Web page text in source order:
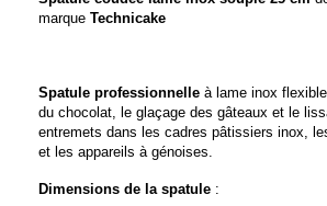
marque Technicake
Spatule professionnelle à lame inox
du chocolat, le glaçage des gâteaux et le
entremets dans les cadres pâtissiers inox,
et les appareils à génoises.
Dimensions de la spatule :